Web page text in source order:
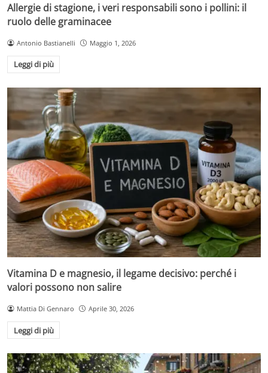
Allergie di stagione, i veri responsabili sono i pollini: il
ruolo delle graminacee
Antonio Bastianelli Maggio 1, 2026
Leggi di più
Vitamina D e magnesio, il legame decisivo: perché i
valori possono non salire
Mattia Di Gennaro Aprile 30, 2026
Leggi di più